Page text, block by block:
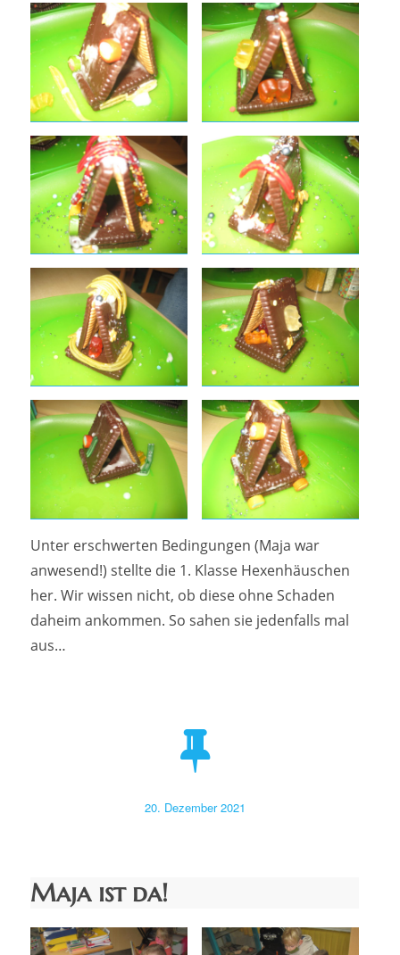
Unter erschwerten Bedingungen (Maja war
anwesend!) stellte die 1. Klasse Hexenhäuschen
her. Wir wissen nicht, ob diese ohne Schaden
daheim ankommen. So sahen sie jedenfalls mal
aus…
Veröffentlicht
20. Dezember 2021
Maja ist da!